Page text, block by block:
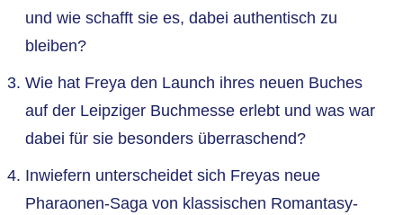
und wie schafft sie es, dabei authentisch zu
bleiben?
Wie hat Freya den Launch ihres neuen Buches
auf der Leipziger Buchmesse erlebt und was war
dabei für sie besonders überraschend?
Inwiefern unterscheidet sich Freyas neue
Pharaonen-Saga von klassischen Romantasy-